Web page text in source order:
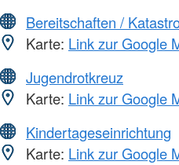
Bereitschaften /
Karte: Link zur Google
Jugendrotkreuz
Karte: Link zur Google
Kindertageseinrichtung
Karte: Link zur Google